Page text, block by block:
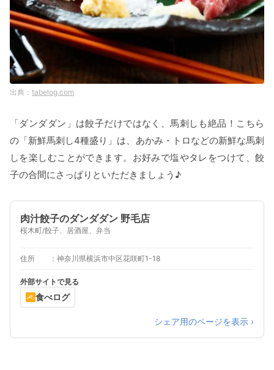
tabelog.com
「ダンダダン」は餃子だけではなく、馬刺しも絶品！こちら
の「新鮮馬刺し4種盛り」は、あかみ・トロなどの新鮮な馬刺
しを楽しむことができます。お好みで塩やタレをつけて、餃
子の合間にさっぱりといただきましょう♪
肉汁餃子のダンダダン 野毛店
桜木町/餃子、居酒屋、弁当
住所 神奈川県横浜市中区花咲町1-18
外部サイトで見る
食べログ
シェア用のページを表示 ›